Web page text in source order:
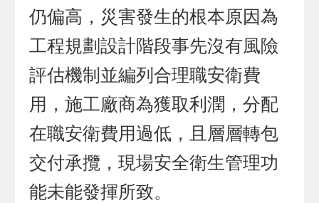
仍偏高，災害發生的根本原因為
工程規劃設計階段事先沒有風險
評估機制並編列合理職安衛費
用，施工廠商為獲取利潤，分配
在職安衛費用過低，且層層轉包
交付承攬，現場安全衛生管理功
能未能發揮所致。